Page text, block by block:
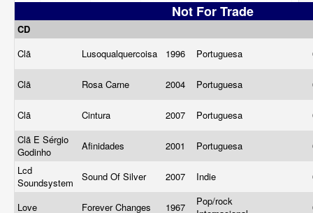
Not For Trade
CD
Clã
Lusoqualquercoisa 1996 Portuguesa
Clã Rosa Carne 2004 Portuguesa
Clã Cintura 2007 Portuguesa
Clã E Sérgio
Godinho
Afinidades 2001 Portuguesa
Lcd
Soundsystem
Sound Of Silver 2007 Indie
Love Forever Changes 1967
Pop/rock